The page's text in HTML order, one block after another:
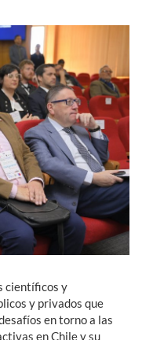
científicos y
y privados que
en torno a las
en Chile y su